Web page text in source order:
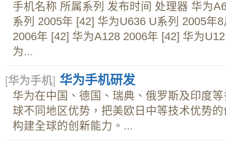
手机名称 所属系列 发布时间 处理器 华为
系列 2005年 [42] 华为U636 U系列 2005年
2006年 [42] 华为A128 2006年 [42] 华为
为...
[华为手机] 华为手机研发
华为在中国、德国、瑞典、俄罗斯及印度
球不同地区优势，把美欧日中等技术优势
构建全球的创新能力。...